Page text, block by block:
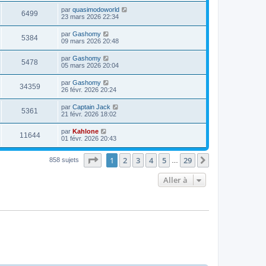
6499 par quasimodoworld
23 mars 2026 22:34
5384 par Gashomy
09 mars 2026 20:48
5478 par Gashomy
05 mars 2026 20:04
34359 par Gashomy
26 févr. 2026 20:24
5361 par Captain Jack
21 févr. 2026 18:02
11644 par Kahlone
01 févr. 2026 20:43
858 sujets Page sur29
1 2 3 4 5 … 29
Aller à